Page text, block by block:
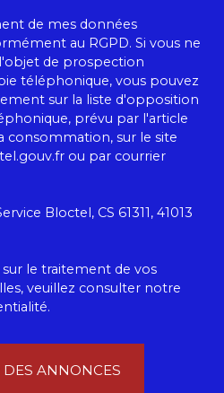
de mes données
au RGPD. Si vous ne
de prospection
téléphonique, vous pouvez
sur la liste d'opposition
prévu par l'article
consommation, sur le site
ou par courrier
Bloctel, CS 61311, 41013
le traitement de vos
veuillez consulter notre
.
DES ANNONCES